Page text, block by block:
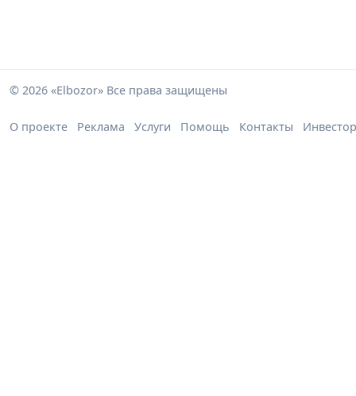
© 2026 «Elbozor» Все права защищены
О проекте Реклама Услуги Помощь Контакты